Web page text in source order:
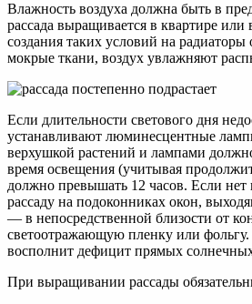
Влажность воздуха должна быть в
рассада выращивается в квартире или
создания таких условий на
мокрые ткани, воздух увлажняют
Если длительности светового дня
устанавливают люминесцентные
верхушкой растений и лампами
время освещения (учитывая
должно превышать 12 часов. Если нет
рассаду на подоконниках окон,
— в непосредственной близости от
светоотражающую пленку или
восполнит дефицит прямых
При выращивании рассады